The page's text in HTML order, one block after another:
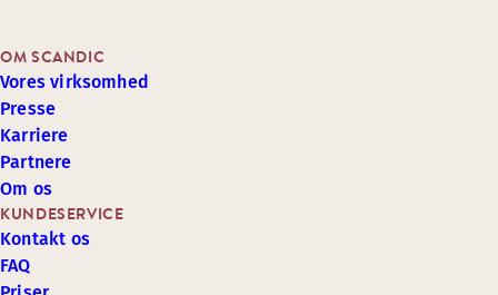
KUNDESERVICE
Kontakt os
FAQ
OM SCANDIC
Vores virksomhed
Presse
Karriere
Partnere
Om os